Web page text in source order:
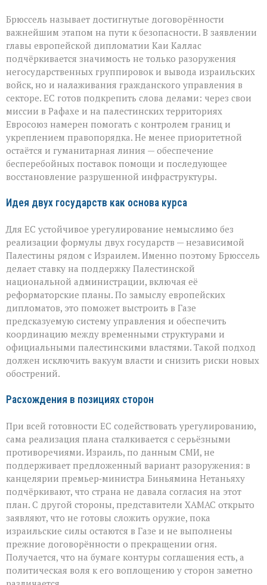
Брюссель называет достигнутые договорённости
важнейшим этапом на пути к безопасности. В заявлении
главы европейской дипломатии Каи Каллас
подчёркивается значимость не только разоружения
негосударственных группировок и вывода израильских
войск, но и налаживания гражданского управления в
секторе. ЕС готов подкрепить слова делами: через свои
миссии в Рафахе и на палестинских территориях
Евросоюз намерен помогать с контролем границ и
укреплением правопорядка. Не менее приоритетной
остаётся и гуманитарная линия — обеспечение
бесперебойных поставок помощи и последующее
восстановление разрушенной инфраструктуры.
Идея двух государств как основа курса
Для ЕС устойчивое урегулирование немыслимо без
реализации формулы двух государств — независимой
Палестины рядом с Израилем. Именно поэтому Брюссель
делает ставку на поддержку Палестинской
национальной администрации, включая её
реформаторские планы. По замыслу европейских
дипломатов, это поможет выстроить в Газе
предсказуемую систему управления и обеспечить
координацию между временными структурами и
официальными палестинскими властями. Такой подход
должен исключить вакуум власти и снизить риски новых
обострений.
Расхождения в позициях сторон
При всей готовности ЕС содействовать урегулированию,
сама реализация плана сталкивается с серьёзными
противоречиями. Израиль, по данным СМИ, не
поддерживает предложенный вариант разоружения: в
канцелярии премьер‑министра Биньямина Нетаньяху
подчёркивают, что страна не давала согласия на этот
план. С другой стороны, представители ХАМАС открыто
заявляют, что не готовы сложить оружие, пока
израильские силы остаются в Газе и не выполнены
прежние договорённости о прекращении огня.
Получается, что на бумаге контуры соглашения есть, а
политическая воля к его воплощению у сторон заметно